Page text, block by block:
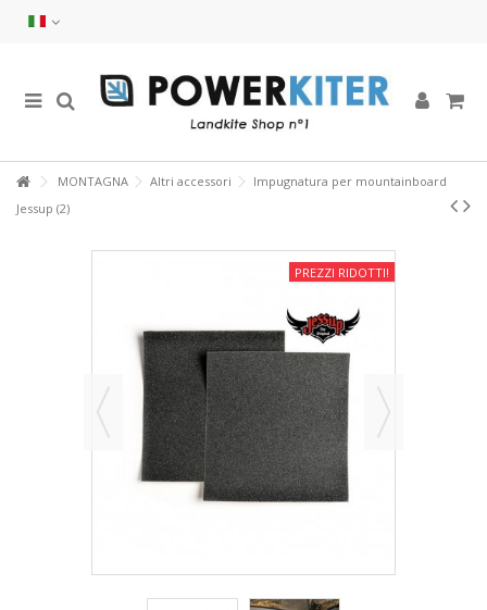
MONTAGNA Altri accessori
Impugnatura per mountainboard
Jessup (2)
PREZZI RIDOTTI!